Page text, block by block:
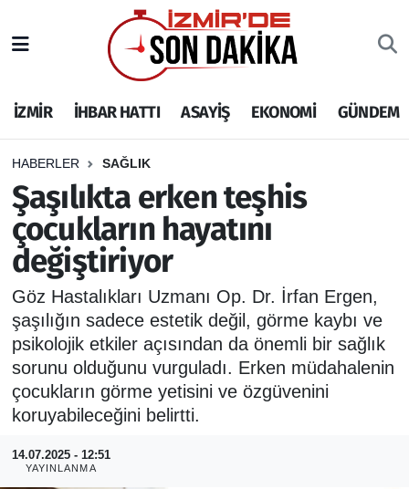
İZMİR İHBAR HATTI ASAYİŞ EKONOMİ GÜNDEM
HABERLER SAĞLIK
Şaşılıkta erken teşhis
çocukların hayatını
değiştiriyor
Göz Hastalıkları Uzmanı Op. Dr. İrfan Ergen,
şaşılığın sadece estetik değil, görme kaybı ve
psikolojik etkiler açısından da önemli bir sağlık
sorunu olduğunu vurguladı. Erken müdahalenin
çocukların görme yetisini ve özgüvenini
koruyabileceğini belirtti.
14.07.2025 - 12:51
YAYINLANMA
İHBAR HATTI
DEPREM
GENEL
EKONOMİ
SİYASET
SPOR
ASAYİŞ
İzmir Nöbetçi Eczaneler
İzmir Hava Durumu
İzmir Namaz Vakitleri
İzmir Trafik Yoğunluk Haritası
Puan Durumu ve Fikstür
Tüm Manşetler
Son Dakika Haberleri
Haber Arşivi